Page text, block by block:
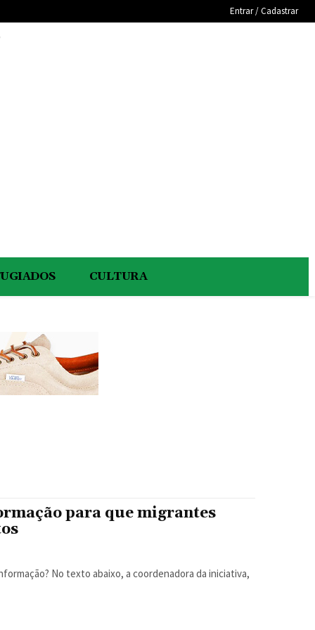
Entrar / Cadastrar
CULTURA
para que migrantes
No texto abaixo, a coordenadora da iniciativa,